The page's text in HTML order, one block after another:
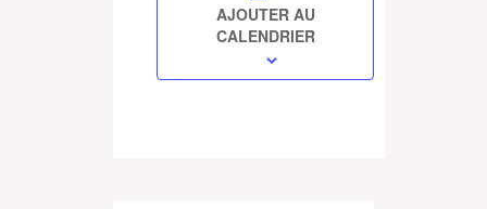
AJOUTER AU
CALENDRIER